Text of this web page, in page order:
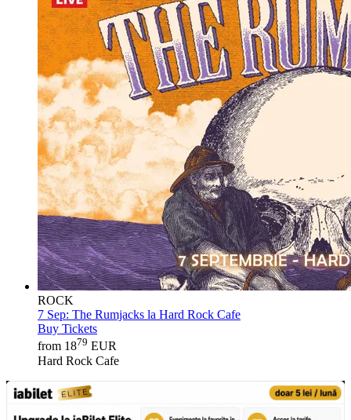
ROCK
7 Sep: The Rumjacks la Hard Rock Cafe
Buy Tickets
from 1879 EUR
Hard Rock Cafe